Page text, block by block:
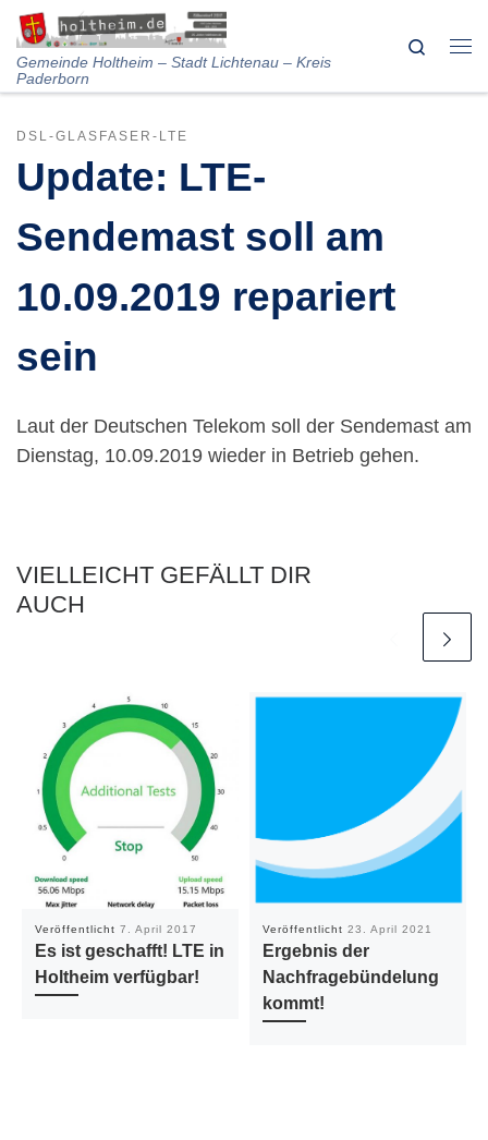
Skip to content
Gemeinde Holtheim – Stadt Lichtenau – Kreis
Paderborn
Search
DSL-GLASFASER-LTE
Update: LTE-
Sendemast soll am
10.09.2019 repariert
sein
Laut der Deutschen Telekom soll der Sendemast am
Dienstag, 10.09.2019 wieder in Betrieb gehen.
VIELLEICHT GEFÄLLT DIR
AUCH
Veröffentlicht 7. April 2017
Es ist geschafft! LTE in
Holtheim verfügbar!
Veröffentlicht 23. April 2021
Ergebnis der
Nachfragebündelung
kommt!